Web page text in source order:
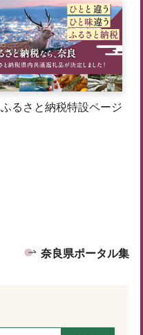
ふるさと納税特設ページ
奈良県ポータル集